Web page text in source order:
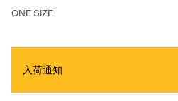
ONE SIZE
入荷通知